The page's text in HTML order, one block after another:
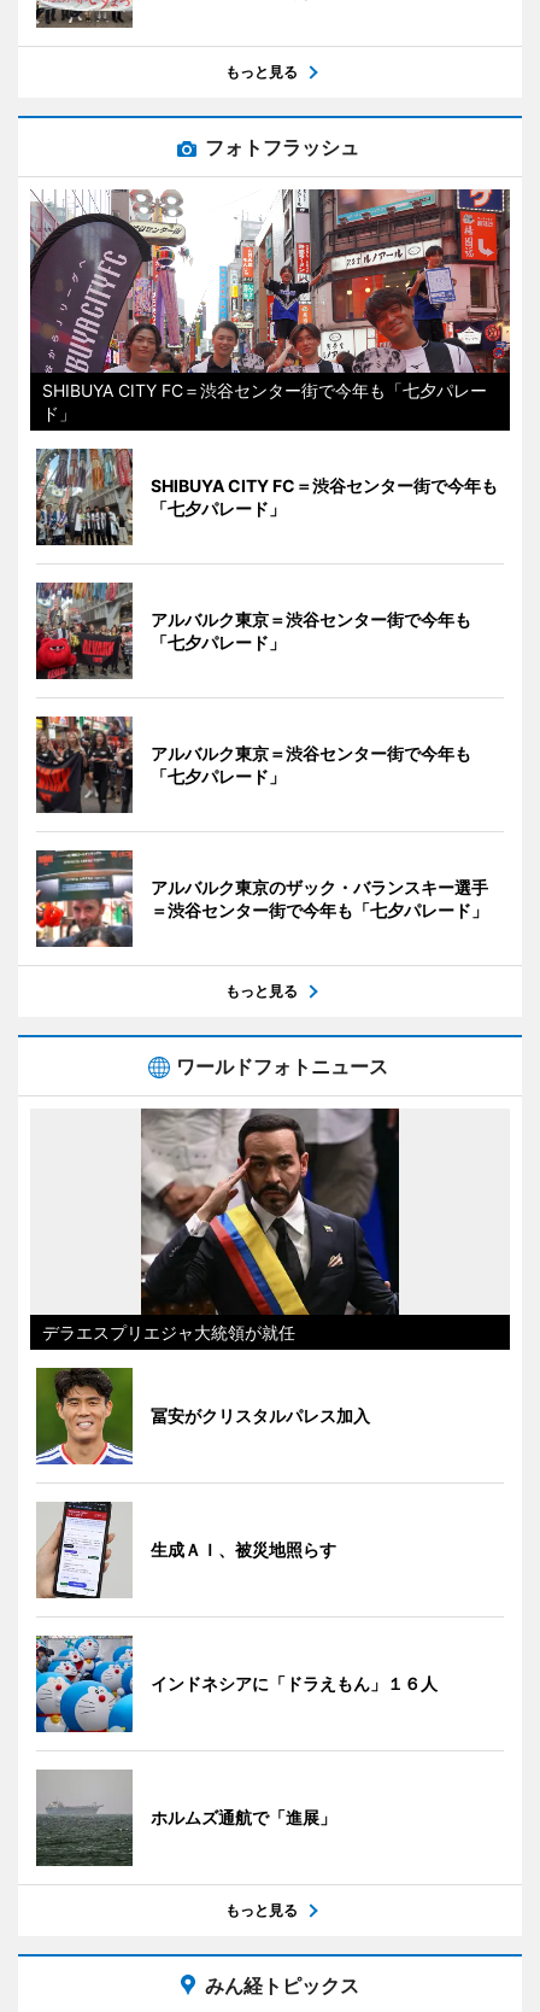
もっと見る
フォトフラッシュ
SHIBUYA CITY FC＝渋谷センター街で今年も「七夕パレー
ド」
SHIBUYA CITY FC＝渋谷センター街で今年も
「七夕パレード」
アルバルク東京＝渋谷センター街で今年も
「七夕パレード」
アルバルク東京＝渋谷センター街で今年も
「七夕パレード」
アルバルク東京のザック・バランスキー選手
＝渋谷センター街で今年も「七夕パレード」
もっと見る
ワールドフォトニュース
デラエスプリエジャ大統領が就任
冨安がクリスタルパレス加入
生成ＡＩ、被災地照らす
インドネシアに「ドラえもん」１６人
ホルムズ通航で「進展」
もっと見る
みん経トピックス